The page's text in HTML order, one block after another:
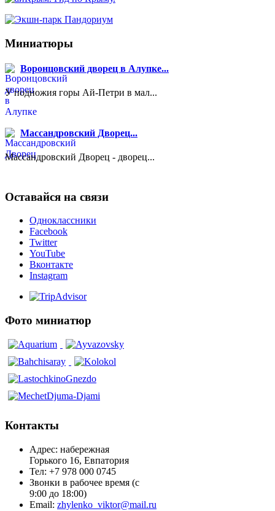
Миниатюры
Воронцовский дворец в Алупке...
У подножия горы Ай-Петри в мал...
Массандровский Дворец...
Массандровский Дворец - дворец...
Оставайся на связи
Одноклассники
Facebook
Twitter
YouTube
Вконтакте
Instagram
Фото миниатюр
Контакты
Адрес: набережная
Горького 16, Евпатория
Тел: +7 978 000 0745
Звонки в рабочее время (с
9:00 до 18:00)
Email: zhylenko_viktor@mail.ru